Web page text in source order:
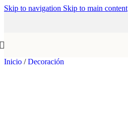
Skip to navigation Skip to main content
Inicio / Decoración